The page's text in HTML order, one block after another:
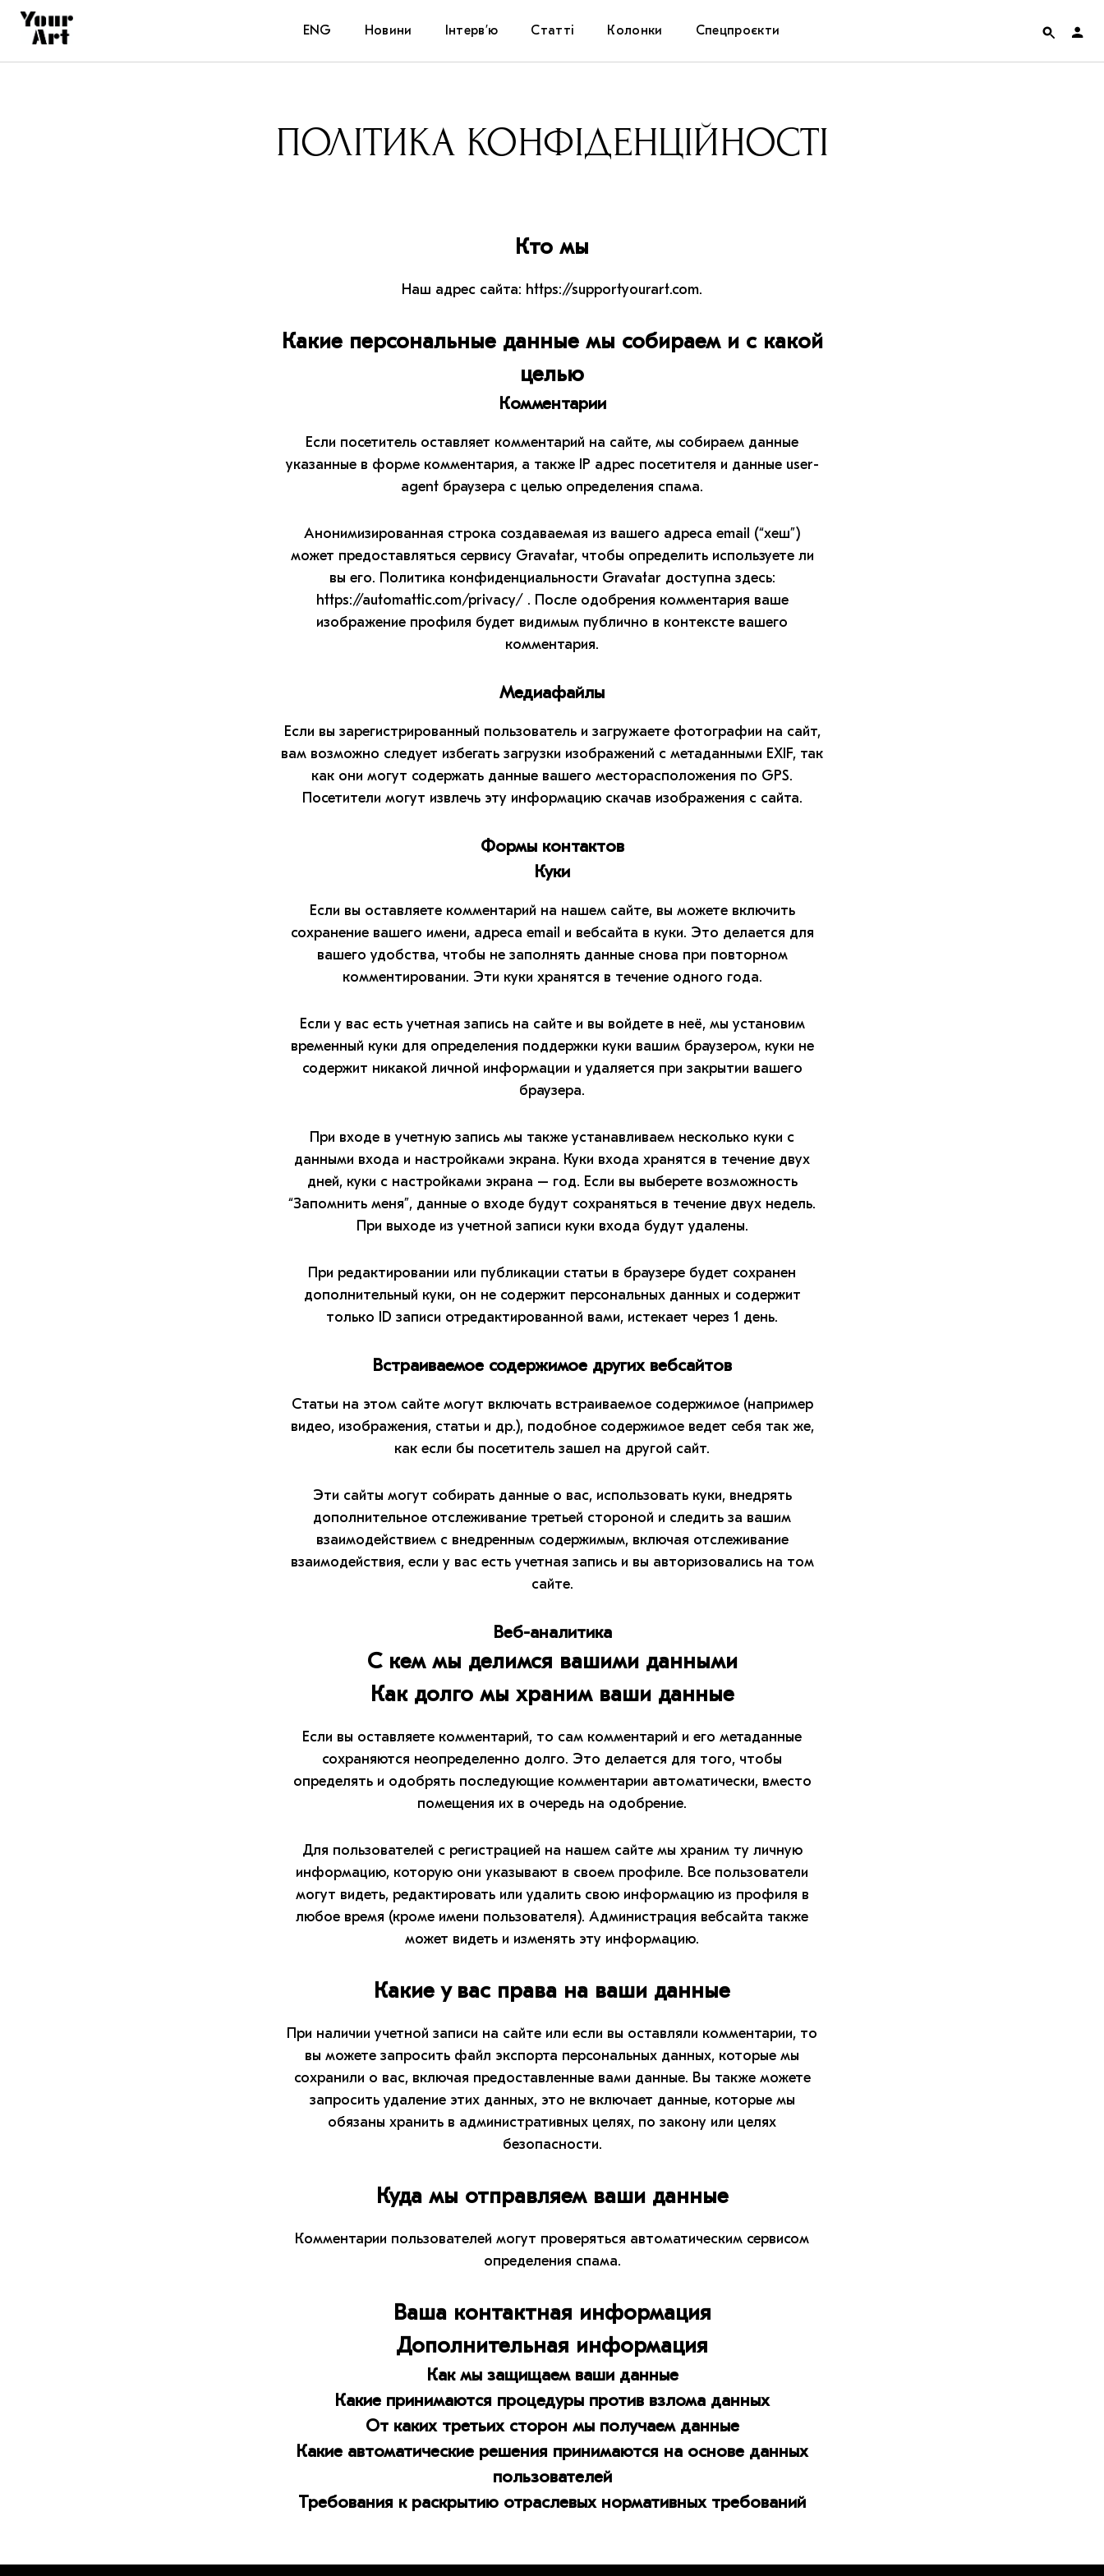
ENG Новини Інтерв’ю Статті Колонки Спецпроєкти
Маріупольські маргіналії
ПОЛІТИКА КОНФІДЕНЦІЙНОСТІ
Кто мы
Наш адрес сайта: https://supportyourart.com.
Какие персональные данные мы собираем и с какой
целью
Комментарии
Если посетитель оставляет комментарий на сайте, мы собираем данные
указанные в форме комментария, а также IP адрес посетителя и данные user-
agent браузера с целью определения спама.
Анонимизированная строка создаваемая из вашего адреса email (“хеш”)
может предоставляться сервису Gravatar, чтобы определить используете ли
вы его. Политика конфиденциальности Gravatar доступна здесь:
https://automattic.com/privacy/ . После одобрения комментария ваше
изображение профиля будет видимым публично в контексте вашего
комментария.
Медиафайлы
Если вы зарегистрированный пользователь и загружаете фотографии на сайт,
вам возможно следует избегать загрузки изображений с метаданными EXIF, так
как они могут содержать данные вашего месторасположения по GPS.
Посетители могут извлечь эту информацию скачав изображения с сайта.
Формы контактов
Куки
Если вы оставляете комментарий на нашем сайте, вы можете включить
сохранение вашего имени, адреса email и вебсайта в куки. Это делается для
вашего удобства, чтобы не заполнять данные снова при повторном
комментировании. Эти куки хранятся в течение одного года.
Если у вас есть учетная запись на сайте и вы войдете в неё, мы установим
временный куки для определения поддержки куки вашим браузером, куки не
содержит никакой личной информации и удаляется при закрытии вашего
браузера.
При входе в учетную запись мы также устанавливаем несколько куки с
данными входа и настройками экрана. Куки входа хранятся в течение двух
дней, куки с настройками экрана – год. Если вы выберете возможность
“Запомнить меня”, данные о входе будут сохраняться в течение двух недель.
При выходе из учетной записи куки входа будут удалены.
При редактировании или публикации статьи в браузере будет сохранен
дополнительный куки, он не содержит персональных данных и содержит
только ID записи отредактированной вами, истекает через 1 день.
Встраиваемое содержимое других вебсайтов
Статьи на этом сайте могут включать встраиваемое содержимое (например
видео, изображения, статьи и др.), подобное содержимое ведет себя так же,
как если бы посетитель зашел на другой сайт.
Эти сайты могут собирать данные о вас, использовать куки, внедрять
дополнительное отслеживание третьей стороной и следить за вашим
взаимодействием с внедренным содержимым, включая отслеживание
взаимодействия, если у вас есть учетная запись и вы авторизовались на том
сайте.
Веб-аналитика
С кем мы делимся вашими данными
Как долго мы храним ваши данные
Если вы оставляете комментарий, то сам комментарий и его метаданные
сохраняются неопределенно долго. Это делается для того, чтобы
определять и одобрять последующие комментарии автоматически, вместо
помещения их в очередь на одобрение.
Для пользователей с регистрацией на нашем сайте мы храним ту личную
информацию, которую они указывают в своем профиле. Все пользователи
могут видеть, редактировать или удалить свою информацию из профиля в
любое время (кроме имени пользователя). Администрация вебсайта также
может видеть и изменять эту информацию.
Какие у вас права на ваши данные
При наличии учетной записи на сайте или если вы оставляли комментарии, то
вы можете запросить файл экспорта персональных данных, которые мы
сохранили о вас, включая предоставленные вами данные. Вы также можете
запросить удаление этих данных, это не включает данные, которые мы
обязаны хранить в административных целях, по закону или целях
безопасности.
Куда мы отправляем ваши данные
Комментарии пользователей могут проверяться автоматическим сервисом
определения спама.
Ваша контактная информация
Дополнительная информация
Как мы защищаем ваши данные
Какие принимаются процедуры против взлома данных
От каких третьих сторон мы получаем данные
Какие автоматические решения принимаются на основе данных
пользователей
Требования к раскрытию отраслевых нормативных требований